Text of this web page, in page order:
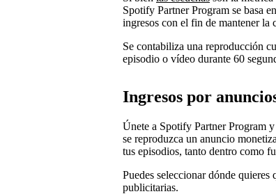
Spotify Partner Program se basa
ingresos con el fin de mantener la
Se contabiliza una reproducción
episodio o vídeo durante 60
Ingresos por
Únete a Spotify Partner Program
se reproduzca un anuncio
tus episodios, tanto dentro como
Puedes seleccionar dónde quieres
publicitarias.